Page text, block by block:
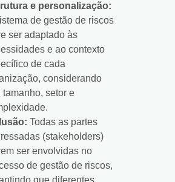
e personalização:
de gestão de riscos
ser adaptado às
e ao contexto
de cada
considerando
tamanho, setor e
Todas as partes
(stakeholders)
ser envolvidas no
de gestão de riscos,